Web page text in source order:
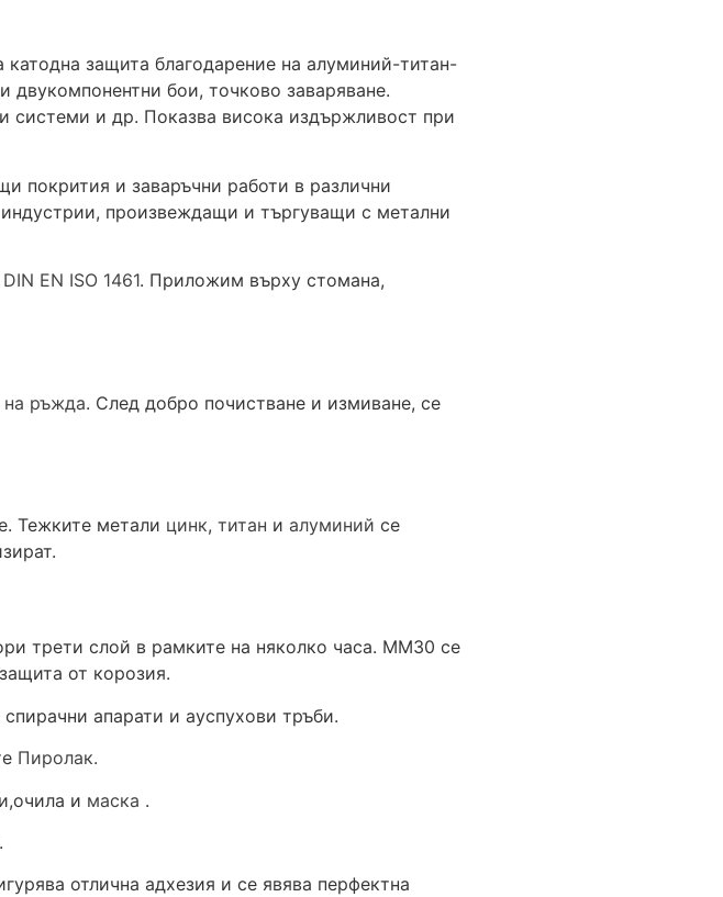
защита благодарение на алуминий-титан-
бои, точково заваряване.
системи и др. Показва висока издържливост при
покрития и заваръчни работи в различни
произвеждащи и търгуващи с метални
DIN EN ISO 1461. Приложим върху стомана,
на ръжда. След добро почистване и измиване, се
Тежките метали цинк, титан и алуминий се
трети слой в рамките на няколко часа. ММ30 се
от корозия.
апарати и ауспухови тръби.
Пиролак.
и маска .
отлична адхезия и се явява перфектна